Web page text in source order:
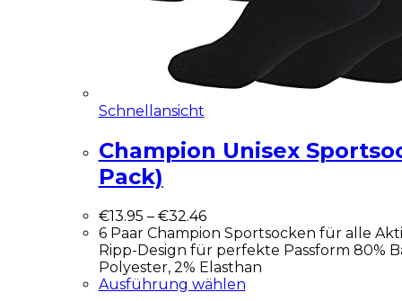
Schnellansicht
Champion Unisex
Pack)
€13.95 – €32.46
6 Paar Champion Sportsocken für alle
Ripp-Design für perfekte Passform 80%
Polyester, 2% Elasthan
Ausführung wählen